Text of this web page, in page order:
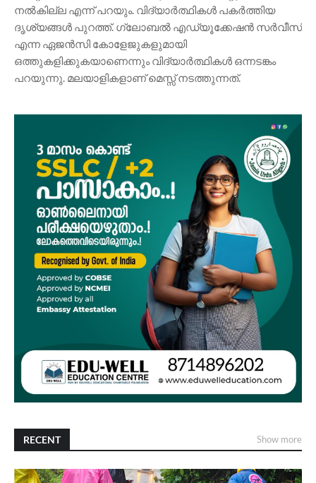
നൽകില്ല എന്ന് പറയും. വിദ്യാർത്ഥികൾ പകർത്തിയ
ദൃശ്യങ്ങൾ പുറത്ത്. ഗ്ലോബൽ എഡ്യൂക്കേഷൻ സർവീസ്
എന്ന ഏജൻസി കോളേജുകളുമായി
ഒത്തുകളിക്കുകയാണെന്നും വിദ്യാർത്ഥികൾ ഒന്നടങ്കം
പറയുന്നു. മലയാളികളാണ് മെസ്സ് നടത്തുന്നത്.
RECENT Show more